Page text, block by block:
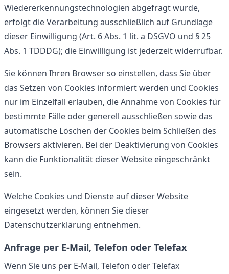
Wiedererkennungstechnologien abgefragt wurde,
erfolgt die Verarbeitung ausschließlich auf Grundlage
dieser Einwilligung (Art. 6 Abs. 1 lit. a DSGVO und § 25
Abs. 1 TDDDG); die Einwilligung ist jederzeit widerrufbar.
Sie können Ihren Browser so einstellen, dass Sie über
das Setzen von Cookies informiert werden und Cookies
nur im Einzelfall erlauben, die Annahme von Cookies für
bestimmte Fälle oder generell ausschließen sowie das
automatische Löschen der Cookies beim Schließen des
Browsers aktivieren. Bei der Deaktivierung von Cookies
kann die Funktionalität dieser Website eingeschränkt
sein.
Welche Cookies und Dienste auf dieser Website
eingesetzt werden, können Sie dieser
Datenschutzerklärung entnehmen.
Anfrage per E-Mail, Telefon oder Telefax
Wenn Sie uns per E-Mail, Telefon oder Telefax